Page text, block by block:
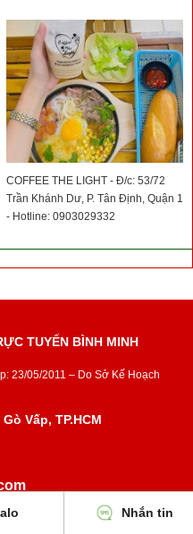
COFFEE THE LIGHT - Đ/c: 53/72
Trần Khánh Dư, P. Tân Định, Quận 1
- Hotline: 0903029332
Nhắn tin
TUYẾN BÌNH MINH
23/05/2011 – Do Sở Kế Hoạch
Vấp, TP.HCM
nguồn “ http://foodysaigon.com ” khi